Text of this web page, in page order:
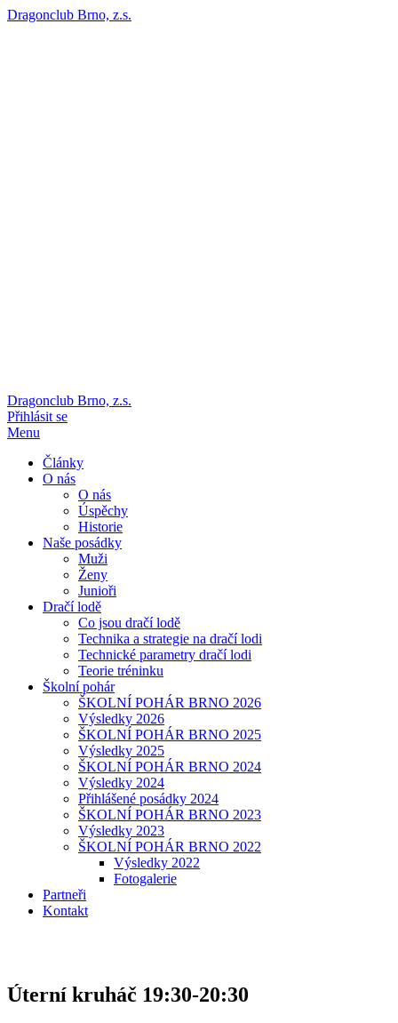
Dragonclub Brno, z.s.
Dragonclub Brno, z.s.
Přihlásit se
Menu
Články
O nás
O nás
Úspěchy
Historie
Naše posádky
Muži
Ženy
Junioři
Dračí lodě
Co jsou dračí lodě
Technika a strategie na dračí lodi
Technické parametry dračí lodi
Teorie tréninku
Školní pohár
ŠKOLNÍ POHÁR BRNO 2026
Výsledky 2026
ŠKOLNÍ POHÁR BRNO 2025
Výsledky 2025
ŠKOLNÍ POHÁR BRNO 2024
Výsledky 2024
Přihlášené posádky 2024
ŠKOLNÍ POHÁR BRNO 2023
Výsledky 2023
ŠKOLNÍ POHÁR BRNO 2022
Výsledky 2022
Fotogalerie
Partneři
Kontakt
Úterní kruháč 19:30-20:30